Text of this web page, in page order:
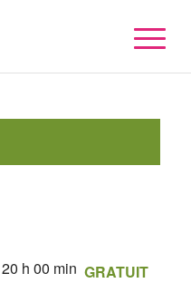
20 h 00 min GRATUIT